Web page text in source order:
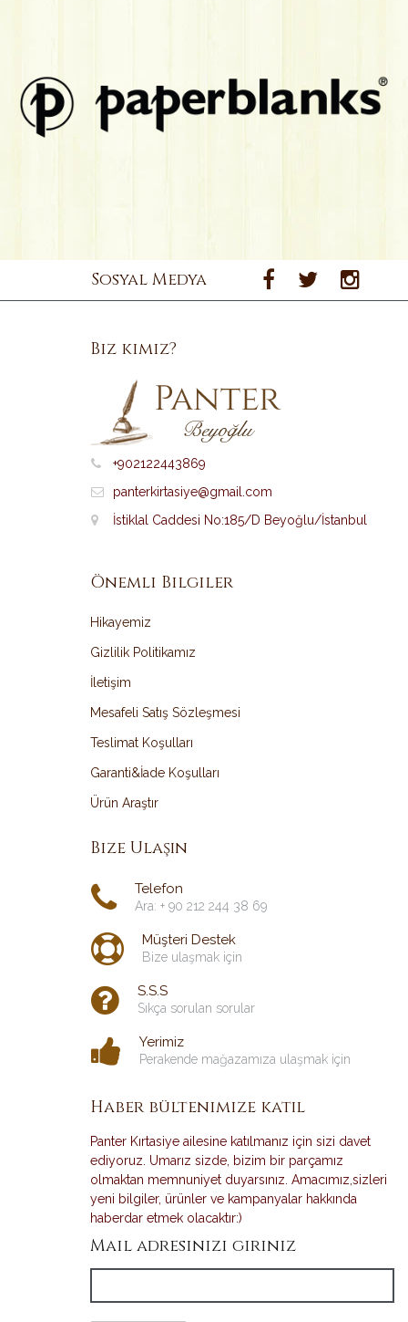
Sosyal Medya
Biz kimiz?
+902122443869
panterkirtasiye@gmail.com
İstiklal Caddesi No:185/D Beyoğlu/İstanbul
Önemli Bilgiler
Hikayemiz
Gizlilik Politikamız
İletişim
Mesafeli Satış Sözleşmesi
Teslimat Koşulları
Garanti&İade Koşulları
Ürün Araştır
Bize Ulaşın
Telefon
Ara: + 90 212 244 38 69
Müşteri Destek
Bize ulaşmak için
S.S.S
Sıkça sorulan sorular
Yerimiz
Perakende mağazamıza ulaşmak için
Haber bültenimize katıl
Panter Kırtasiye ailesine katılmanız için sizi davet
ediyoruz. Umarız sizde, bizim bir parçamız
olmaktan memnuniyet duyarsınız. Amacımız,sizleri
yeni bilgiler, ürünler ve kampanyalar hakkında
haberdar etmek olacaktır:)
Mail adresinizi giriniz